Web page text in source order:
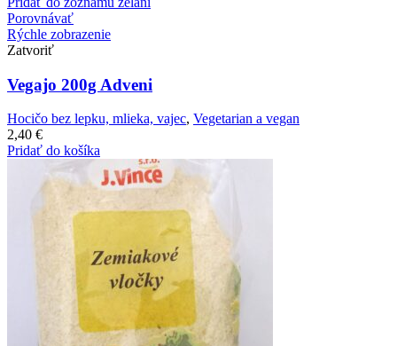
Porovnávať
Rýchle zobrazenie
Zatvoriť
Vegajo 200g Adveni
Hocičo bez lepku, mlieka, vajec, Vegetarian a vegan
2,40 €
Pridať do košíka